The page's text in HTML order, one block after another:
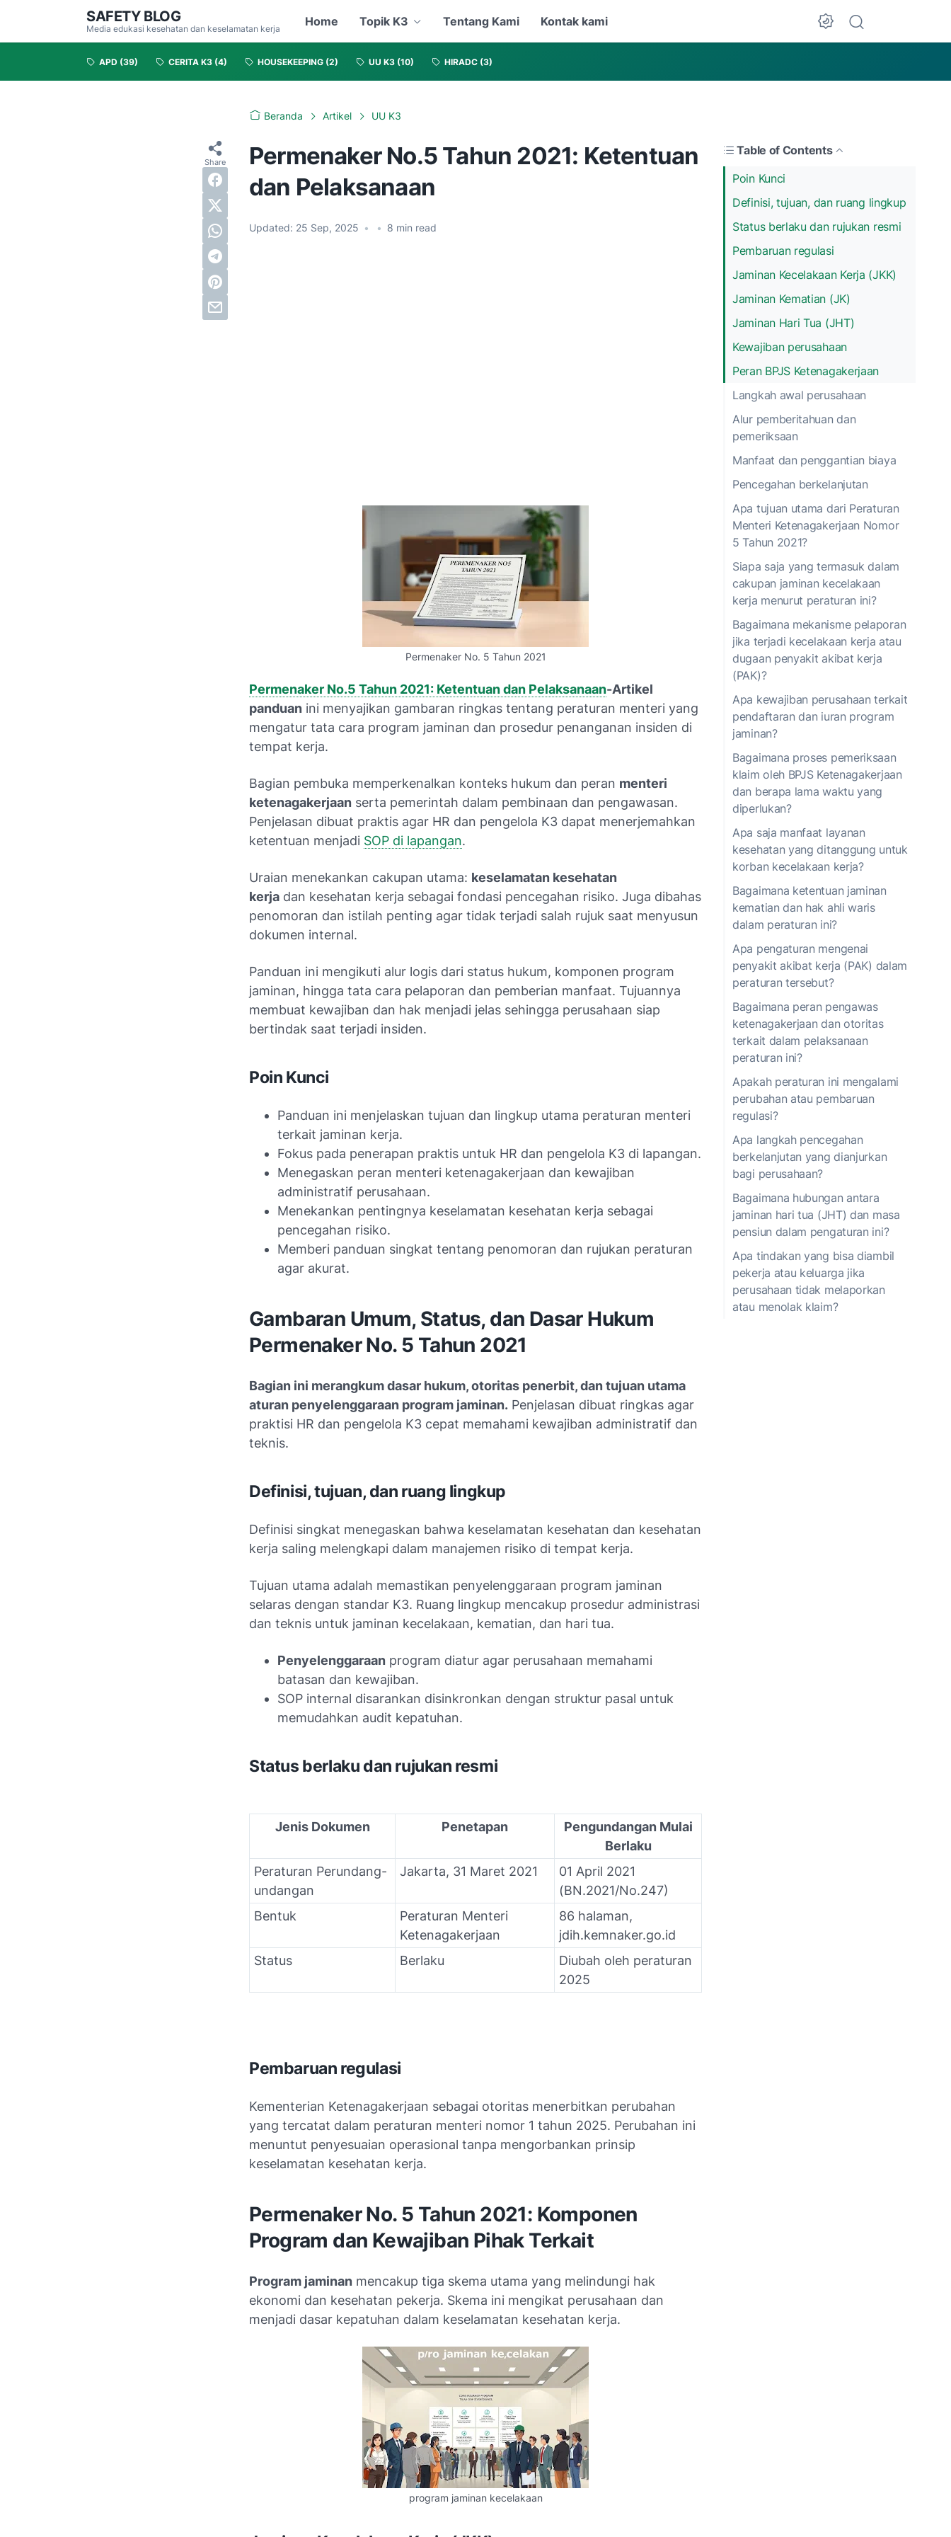
SAFETY BLOG
Media edukasi kesehatan dan keselamatan kerja
Home Topik K3 Tentang Kami Kontak kami
APD (39) CERITA K3 (4) HOUSEKEEPING (2) UU K3 (10) HIRADC (3)
Beranda Artikel UU K3
Permenaker No.5 Tahun 2021: Ketentuan
dan Pelaksanaan
Updated: 25 Sep, 2025 • • 8 min read
Table of Contents
Poin Kunci
Definisi, tujuan, dan ruang lingkup
Status berlaku dan rujukan resmi
Pembaruan regulasi
Jaminan Kecelakaan Kerja (JKK)
Jaminan Kematian (JK)
Jaminan Hari Tua (JHT)
Kewajiban perusahaan
Peran BPJS Ketenagakerjaan
Langkah awal perusahaan
Alur pemberitahuan dan
pemeriksaan
Manfaat dan penggantian biaya
Pencegahan berkelanjutan
Apa tujuan utama dari Peraturan
Menteri Ketenagakerjaan Nomor
5 Tahun 2021?
Siapa saja yang termasuk dalam
cakupan jaminan kecelakaan
kerja menurut peraturan ini?
Bagaimana mekanisme pelaporan
jika terjadi kecelakaan kerja atau
dugaan penyakit akibat kerja
(PAK)?
Apa kewajiban perusahaan terkait
pendaftaran dan iuran program
jaminan?
Bagaimana proses pemeriksaan
klaim oleh BPJS Ketenagakerjaan
dan berapa lama waktu yang
diperlukan?
Apa saja manfaat layanan
kesehatan yang ditanggung untuk
korban kecelakaan kerja?
Bagaimana ketentuan jaminan
kematian dan hak ahli waris
dalam peraturan ini?
Apa pengaturan mengenai
penyakit akibat kerja (PAK) dalam
peraturan tersebut?
Bagaimana peran pengawas
ketenagakerjaan dan otoritas
terkait dalam pelaksanaan
peraturan ini?
Apakah peraturan ini mengalami
perubahan atau pembaruan
regulasi?
Apa langkah pencegahan
berkelanjutan yang dianjurkan
bagi perusahaan?
Bagaimana hubungan antara
jaminan hari tua (JHT) dan masa
pensiun dalam pengaturan ini?
Apa tindakan yang bisa diambil
pekerja atau keluarga jika
perusahaan tidak melaporkan
atau menolak klaim?
Permenaker No. 5 Tahun 2021
Permenaker No.5 Tahun 2021: Ketentuan dan Pelaksanaan-Artikel
panduan ini menyajikan gambaran ringkas tentang peraturan menteri yang
mengatur tata cara program jaminan dan prosedur penanganan insiden di
tempat kerja.
Bagian pembuka memperkenalkan konteks hukum dan peran menteri
ketenagakerjaan serta pemerintah dalam pembinaan dan pengawasan.
Penjelasan dibuat praktis agar HR dan pengelola K3 dapat menerjemahkan
ketentuan menjadi SOP di lapangan.
Uraian menekankan cakupan utama: keselamatan kesehatan
kerja dan kesehatan kerja sebagai fondasi pencegahan risiko. Juga dibahas
penomoran dan istilah penting agar tidak terjadi salah rujuk saat menyusun
dokumen internal.
Panduan ini mengikuti alur logis dari status hukum, komponen program
jaminan, hingga tata cara pelaporan dan pemberian manfaat. Tujuannya
membuat kewajiban dan hak menjadi jelas sehingga perusahaan siap
bertindak saat terjadi insiden.
Poin Kunci
Panduan ini menjelaskan tujuan dan lingkup utama peraturan menteri
terkait jaminan kerja.
Fokus pada penerapan praktis untuk HR dan pengelola K3 di lapangan.
Menegaskan peran menteri ketenagakerjaan dan kewajiban
administratif perusahaan.
Menekankan pentingnya keselamatan kesehatan kerja sebagai
pencegahan risiko.
Memberi panduan singkat tentang penomoran dan rujukan peraturan
agar akurat.
Gambaran Umum, Status, dan Dasar Hukum
Permenaker No. 5 Tahun 2021
Bagian ini merangkum dasar hukum, otoritas penerbit, dan tujuan utama
aturan penyelenggaraan program jaminan. Penjelasan dibuat ringkas agar
praktisi HR dan pengelola K3 cepat memahami kewajiban administratif dan
teknis.
Definisi, tujuan, dan ruang lingkup
Definisi singkat menegaskan bahwa keselamatan kesehatan dan kesehatan
kerja saling melengkapi dalam manajemen risiko di tempat kerja.
Tujuan utama adalah memastikan penyelenggaraan program jaminan
selaras dengan standar K3. Ruang lingkup mencakup prosedur administrasi
dan teknis untuk jaminan kecelakaan, kematian, dan hari tua.
Penyelenggaraan program diatur agar perusahaan memahami
batasan dan kewajiban.
SOP internal disarankan disinkronkan dengan struktur pasal untuk
memudahkan audit kepatuhan.
Status berlaku dan rujukan resmi
Jenis Dokumen Penetapan
Pengundangan Mulai
Berlaku
Peraturan Perundang-
undangan
Jakarta, 31 Maret 2021
01 April 2021
(BN.2021/No.247)
Bentuk
Peraturan Menteri
Ketenagakerjaan
86 halaman,
jdih.kemnaker.go.id
Status
Berlaku
Diubah oleh peraturan
2025
Pembaruan regulasi
Kementerian Ketenagakerjaan sebagai otoritas menerbitkan perubahan
yang tercatat dalam peraturan menteri nomor 1 tahun 2025. Perubahan ini
menuntut penyesuaian operasional tanpa mengorbankan prinsip
keselamatan kesehatan kerja.
Permenaker No. 5 Tahun 2021: Komponen
Program dan Kewajiban Pihak Terkait
Program jaminan mencakup tiga skema utama yang melindungi hak
ekonomi dan kesehatan pekerja. Skema ini mengikat perusahaan dan
menjadi dasar kepatuhan dalam keselamatan kesehatan kerja.
program jaminan kecelakaan